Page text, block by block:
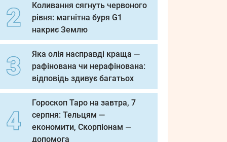
Коливання сягнуть червоного
рівня: магнітна буря G1
накриє Землю
Яка олія насправді краща —
рафінована чи нерафінована:
відповідь здивує багатьох
Гороскоп Таро на завтра, 7
серпня: Тельцям —
економити, Скорпіонам —
допомога